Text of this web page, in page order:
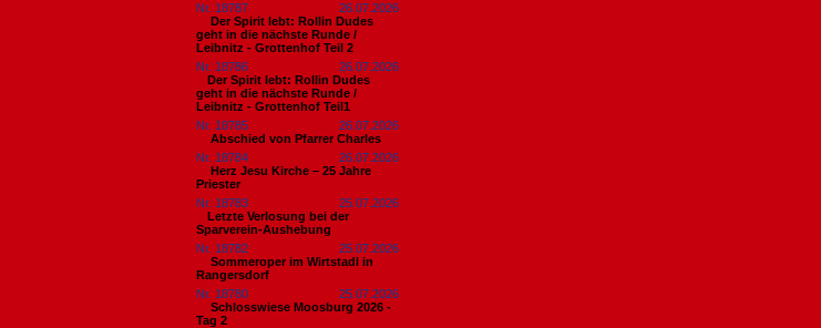
Nr. 18787
26.07.2026
Der Spirit lebt: Rollin Dudes
geht in die nächste Runde /
Leibnitz - Grottenhof Teil 2
Nr. 18786
26.07.2026
​Der Spirit lebt: Rollin Dudes
geht in die nächste Runde /
Leibnitz - Grottenhof Teil1
Nr. 18785
26.07.2026
Abschied von Pfarrer Charles
Nr. 18784
26.07.2026
Herz Jesu Kirche – 25 Jahre
Priester
Nr. 18783
25.07.2026
​Letzte Verlosung bei der
Sparverein-Aushebung
Nr. 18782
25.07.2026
Sommeroper im Wirtstadl in
Rangersdorf
Nr. 18780
25.07.2026
Schlosswiese Moosburg 2026 -
Tag 2